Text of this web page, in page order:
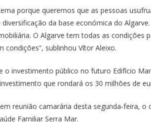
porque queremos que as pessoas
da base económica do
O Algarve tem todas as condições
sublinhou Vítor Aleixo.
o investimento público no futuro Edifício
que rondará os 30 milhões de
reunião camarária desta segunda-feira,
Familiar Serra Mar.